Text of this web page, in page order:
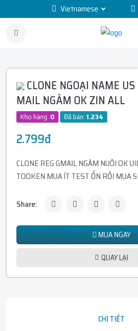
Vietnamese
CLONE NGOẠI NAME
MAIL NGÂM OK ZIN ALL
Kho hàng: 0 Đã bán:1.234
2.799đ
CLONE REG GMAIL NGÂM NUÔI OK
TOOKEN MUA ÍT TEST ỔN RỒI MUA
Share:
MUA NGAY
QUAY LẠI
CHI TIẾT